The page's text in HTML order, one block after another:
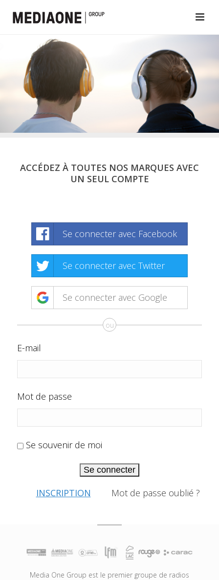
ACCÉDEZ À TOUTES NOS MARQUES AVEC
UN SEUL COMPTE
Se connecter avec Facebook
Se connecter avec Twitter
Se connecter avec Google
ou
E-mail
Mot de passe
Se souvenir de moi
Se connecter
INSCRIPTION Mot de passe oublié ?
Media One Group est le premier groupe de radios